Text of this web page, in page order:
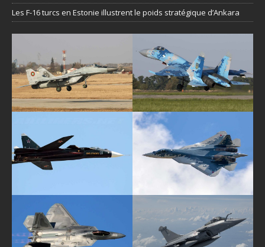
Les F-16 turcs en Estonie illustrent le poids stratégique d’Ankara